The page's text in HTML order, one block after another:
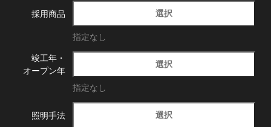
採用商品 選択
指定なし
竣工年・
オープン年
選択
指定なし
照明手法 選択